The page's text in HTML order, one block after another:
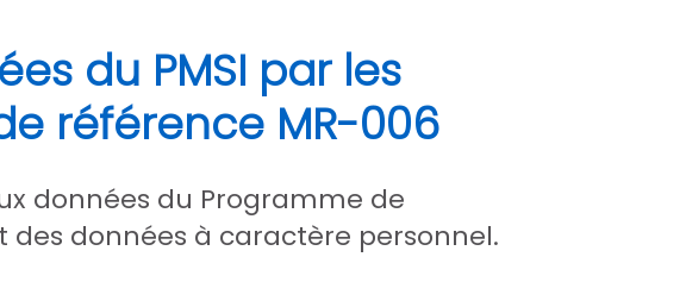
du PMSI par les
référence MR-006
données du Programme de
des données à caractère personnel.